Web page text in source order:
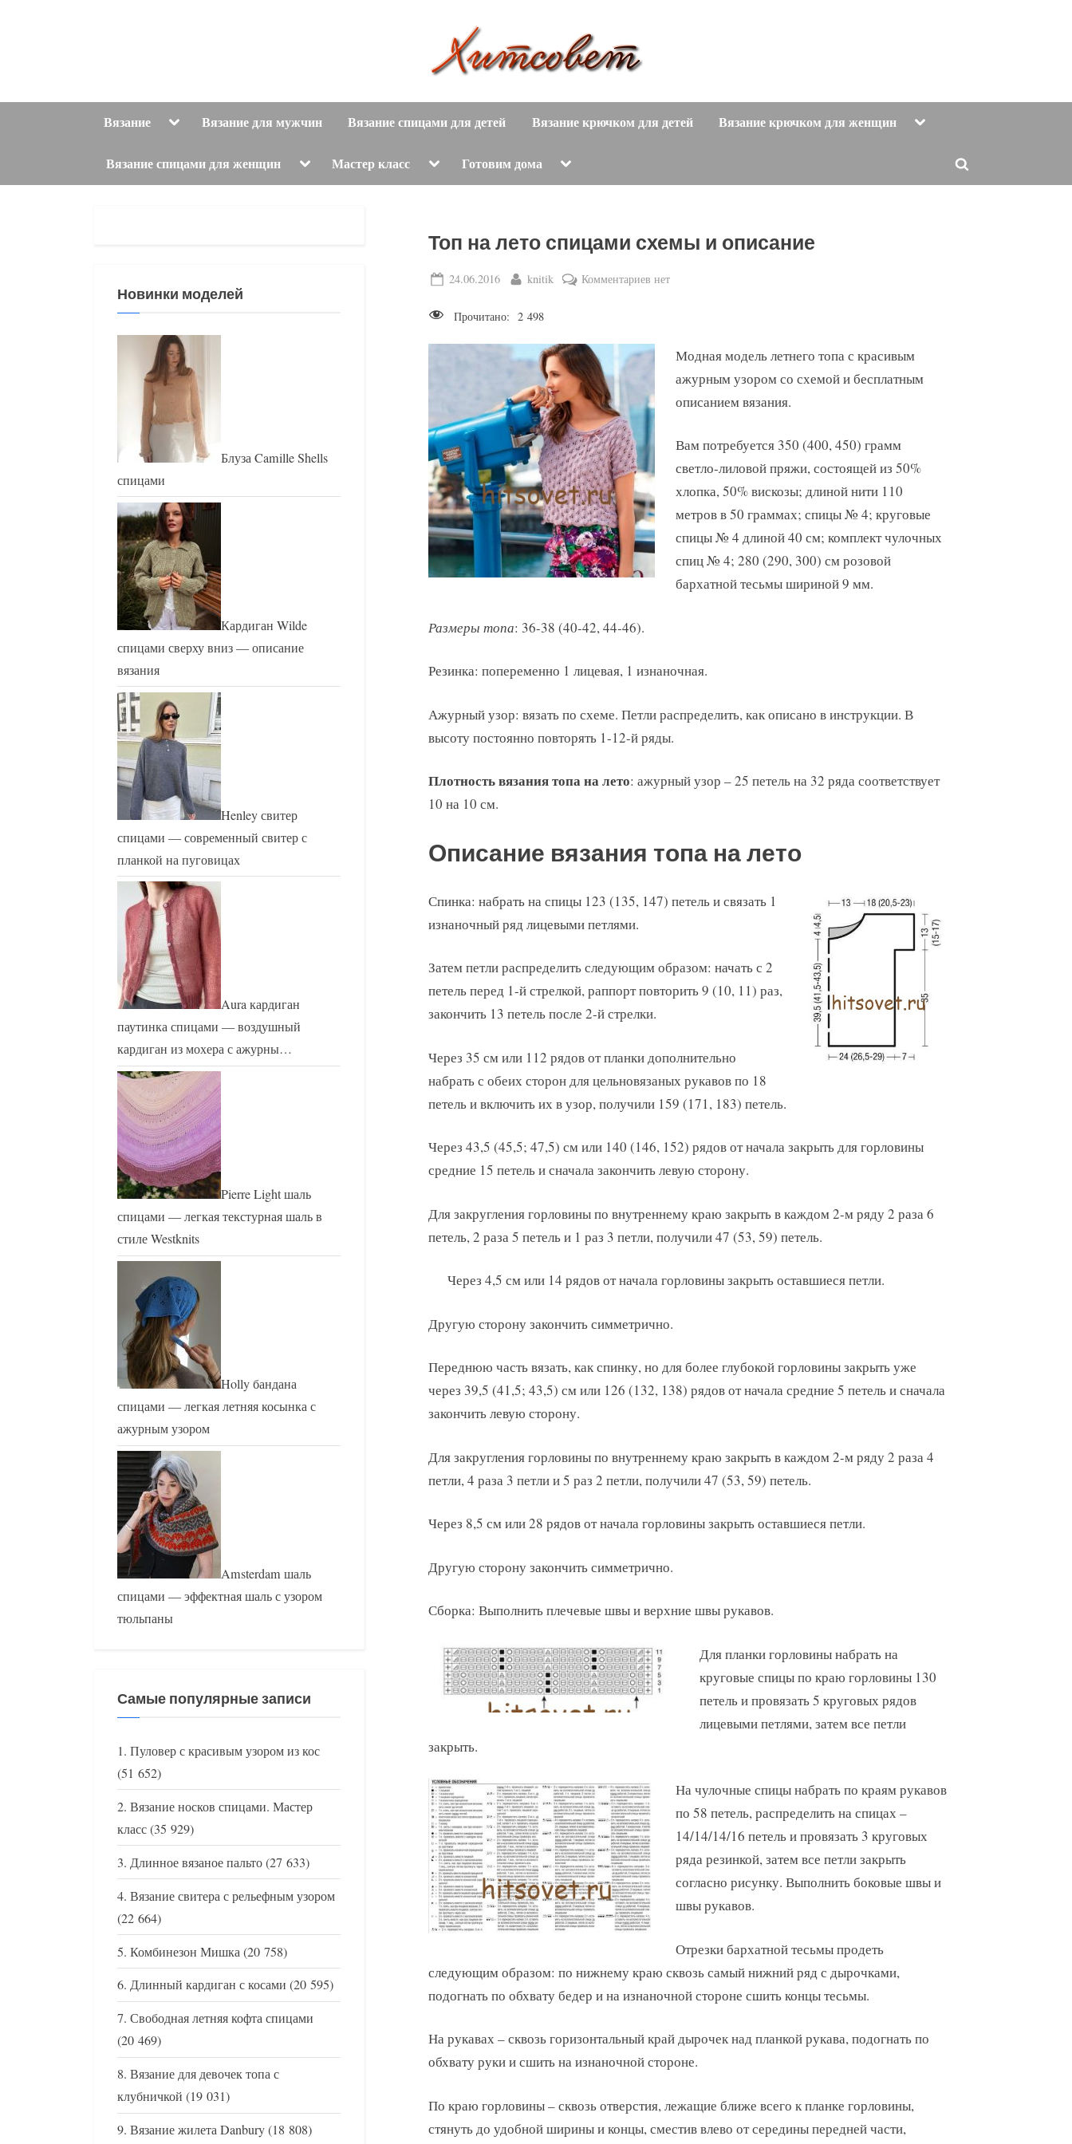
и
т
о
в
е
т
вязание
с
описанием
и
Вязание ToggleВязание для мужчин Вязание спицами для детей Вязание крючком для детей Вязание крючком для женщин Toggle
Вязание спицами для женщин Toggle
menu
Мастер класс Toggle
menu
Готовим дома Toggle
menu
Toggle
Топ на лето спицами схемы и описание
Posted
24.06.2016 By
knitik Комментариев к
спицами
схемы
и
описание
нет
Прочитано: 2 498
Модная модель летнего топа с красивым
ажурным узором со схемой и бесплатным
описанием вязания.
Вам потребуется 350 (400, 450) грамм
светло-лиловой пряжи, состоящей из 50%
хлопка, 50% вискозы; длиной нити 110
метров в 50 граммах; спицы № 4; круговые
спицы № 4 длиной 40 см; комплект чулочных
спиц № 4; 280 (290, 300) см розовой
бархатной тесьмы шириной 9 мм.
Размеры топа: 36-38 (40-42, 44-46).
Резинка: попеременно 1 лицевая, 1 изнаночная.
Ажурный узор: вязать по схеме. Петли распределить, как описано в инструкции. В
высоту постоянно повторять 1-12-й ряды.
Плотность вязания топа на лето: ажурный узор – 25 петель на 32 ряда соответствует
10 на 10 см.
Описание вязания топа на лето
Спинка: набрать на спицы 123 (135, 147) петель и связать 1
изнаночный ряд лицевыми петлями.
Затем петли распределить следующим образом: начать с 2
петель перед 1-й стрелкой, раппорт повторить 9 (10, 11) раз,
закончить 13 петель после 2-й стрелки.
Через 35 см или 112 рядов от планки дополнительно
набрать с обеих сторон для цельновязаных рукавов по 18
петель и включить их в узор, получили 159 (171, 183) петель.
Через 43,5 (45,5; 47,5) см или 140 (146, 152) рядов от начала закрыть для горловины
средние 15 петель и сначала закончить левую сторону.
Для закругления горловины по внутреннему краю закрыть в каждом 2-м ряду 2 раза 6
петель, 2 раза 5 петель и 1 раз 3 петли, получили 47 (53, 59) петель.
Через 4,5 см или 14 рядов от начала горловины закрыть оставшиеся петли.
Другую сторону закончить симметрично.
Переднюю часть вязать, как спинку, но для более глубокой горловины закрыть уже
через 39,5 (41,5; 43,5) см или 126 (132, 138) рядов от начала средние 5 петель и сначала
закончить левую сторону.
Для закругления горловины по внутреннему краю закрыть в каждом 2-м ряду 2 раза 4
петли, 4 раза 3 петли и 5 раз 2 петли, получили 47 (53, 59) петель.
Через 8,5 см или 28 рядов от начала горловины закрыть оставшиеся петли.
Другую сторону закончить симметрично.
Сборка: Выполнить плечевые швы и верхние швы рукавов.
Для планки горловины набрать на
круговые спицы по краю горловины 130
петель и провязать 5 круговых рядов
лицевыми петлями, затем все петли
закрыть.
На чулочные спицы набрать по краям рукавов
по 58 петель, распределить на спицах –
14/14/14/16 петель и провязать 3 круговых
ряда резинкой, затем все петли закрыть
согласно рисунку. Выполнить боковые швы и
швы рукавов.
Отрезки бархатной тесьмы продеть
следующим образом: по нижнему краю сквозь самый нижний ряд с дырочками,
подогнать по обхвату бедер и на изнаночной стороне сшить концы тесьмы.
На рукавах – сквозь горизонтальный край дырочек над планкой рукава, подогнать по
обхвату руки и сшить на изнаночной стороне.
По краю горловины – сквозь отверстия, лежащие ближе всего к планке горловины,
стянуть до удобной ширины и концы, сместив влево от середины передней части,
Новинки моделей
Блуза Camille Shells
спицами
Кардиган Wilde
спицами сверху вниз — описание
вязания
Henley свитер
спицами — современный свитер с
планкой на пуговицах
Aura кардиган
паутинка спицами — воздушный
кардиган из мохера с ажурны…
Pierre Light шаль
спицами — легкая текстурная шаль в
стиле Westknits
Holly бандана
спицами — легкая летняя косынка с
ажурным узором
Amsterdam шаль
спицами — эффектная шаль с узором
тюльпаны
Самые популярные записи
Пуловер с красивым узором из кос
(51 652)
Вязание носков спицами. Мастер
класс(35 929)
Длинное вязаное пальто(27 633)
Вязание свитера с рельефным узором
(22 664)
Комбинезон Мишка(20 758)
Длинный кардиган с косами (20 595)
Свободная летняя кофта спицами
(20 469)
Вязание для девочек топа с
клубничкой (19 031)
Вязание жилета Danbury(18 808)